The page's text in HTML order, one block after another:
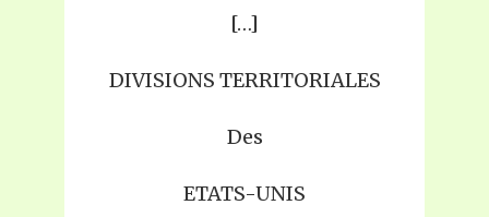
[…]
DIVISIONS TERRITORIALES
Des
ETATS-UNIS